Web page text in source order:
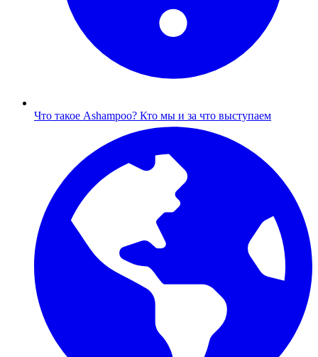
Что такое Ashampoo? Кто мы и за что выступаем